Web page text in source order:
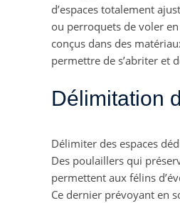
d’espaces totalement
ou perroquets de voler
conçus dans des
permettre de s’abriter et
Délimitation
Délimiter des espaces
Des poulaillers qui
permettent aux félins
Ce dernier prévoyant en